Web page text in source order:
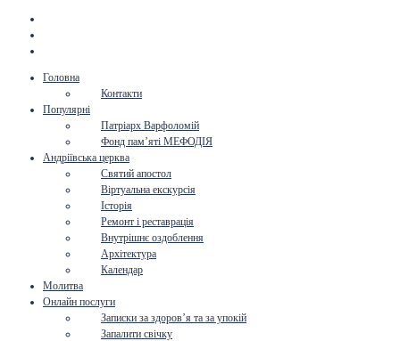
Головна
Контакти
Популярні
Патріарх Варфоломій
Фонд пам’яті МЕФОДІЯ
Андріївська церква
Святий апостол
Віртуальна екскурсія
Історія
Ремонт і реставрація
Внутрішнє оздоблення
Архітектура
Календар
Молитва
Онлайн послуги
Записки за здоров’я та за упокій
Запалити свічку